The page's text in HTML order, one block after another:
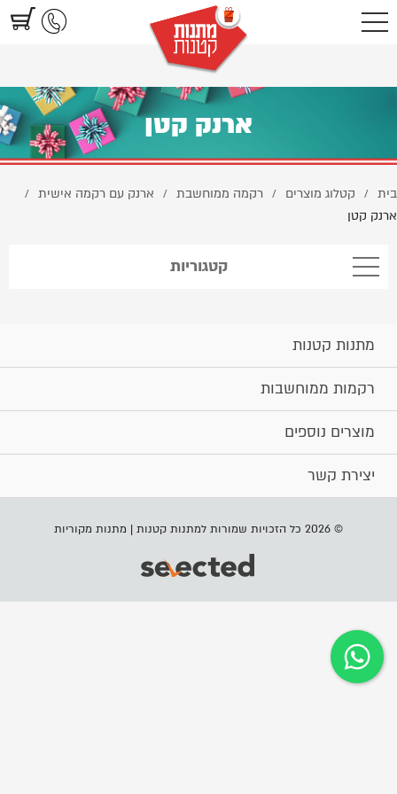
https://www.littlegifts.co.il/%D7%90%D7%A8%D7%A0%D7%A7-
%D7%A7%D7%98%D7%9F/
ארנק קטן
בית / קטלוג מוצרים / רקמה ממוחשבת / ארנק עם רקמה אישית /
ארנק קטן
קטגוריות
מתנות קטנות
רקמות ממוחשבות
מוצרים נוספים
יצירת קשר
© 2026 כל הזכויות שמורות למתנות קטנות | מתנות מקוריות